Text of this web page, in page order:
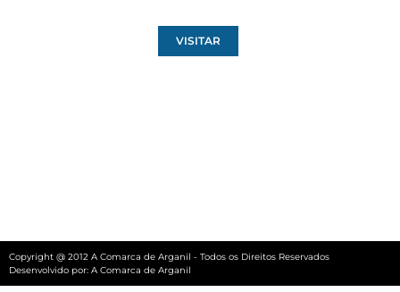
VISITAR
Copyright @ 2012 A Comarca de Arganil - Todos os Direitos Reservados
Desenvolvido por: A Comarca de Arganil